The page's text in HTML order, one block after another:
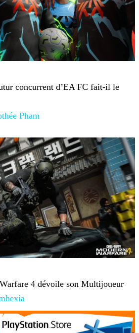
concurrent d’EA FC fait-il le
Pham
4 dévoile son Multijoueur